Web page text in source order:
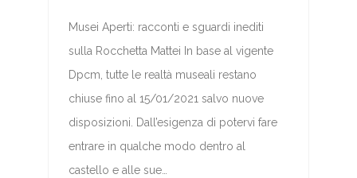
Musei Aperti: racconti e sguardi inediti
sulla Rocchetta Mattei In base al vigente
Dpcm, tutte le realtà museali restano
chiuse fino al 15/01/2021 salvo nuove
disposizioni. Dall’esigenza di potervi fare
entrare in qualche modo dentro al
castello e alle sue…